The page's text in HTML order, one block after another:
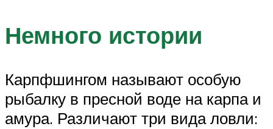
Немного истории
Карпфшингом называют особую
рыбалку в пресной воде на карпа и
амура. Различают три вида ловли: